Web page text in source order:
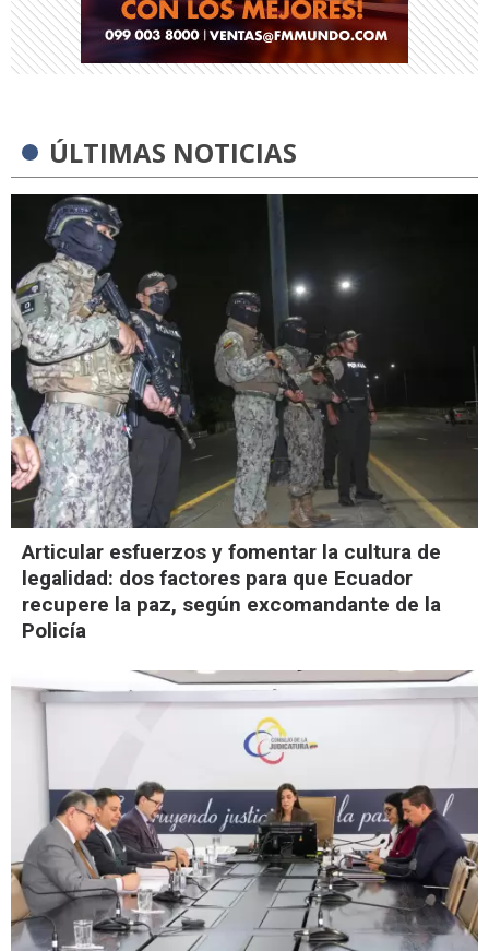
ÚLTIMAS NOTICIAS
Articular esfuerzos y fomentar la cultura de
legalidad: dos factores para que Ecuador
recupere la paz, según excomandante de la
Policía